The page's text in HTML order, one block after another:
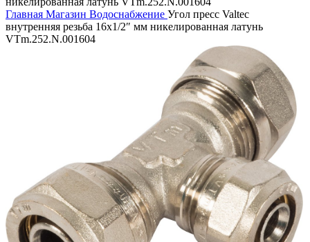
Главная Магазин Водоснабжение Угол пресс Valtec
внутренняя резьба 16х1/2″ мм никелированная латунь
VTm.252.N.001604